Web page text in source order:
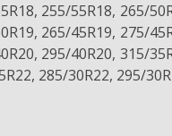
255/55R18, 265/
265/45R19, 275/
295/40R20, 315/
285/30R22, 295/